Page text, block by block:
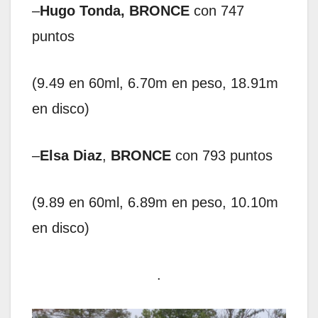
–Hugo Tonda, BRONCE con 747
puntos
(9.49 en 60ml, 6.70m en peso, 18.91m
en disco)
–Elsa Diaz, BRONCE con 793 puntos
(9.89 en 60ml, 6.89m en peso, 10.10m
en disco)
.